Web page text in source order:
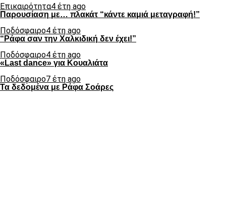
Επικαιρότητα4 έτη ago
Παρουσίαση με… πλακάτ “κάντε καμιά μεταγραφή!”
Ποδόσφαιρο4 έτη ago
“Ράφα σαν την Χαλκιδική δεν έχει!”
Ποδόσφαιρο4 έτη ago
«Last dance» για Κουαλιάτα
Ποδόσφαιρο7 έτη ago
Τα δεδομένα με Ράφα Σοάρες